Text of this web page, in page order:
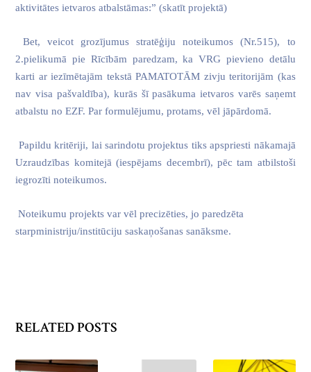
aktivitātes ietvaros atbalstāmas:” (skatīt projektā)
Bet, veicot grozījumus stratēģiju noteikumos (Nr.515), to
2.pielikumā pie Rīcībām paredzam, ka VRG pievieno detālu
karti ar iezīmētajām tekstā PAMATOTĀM zivju teritorijām (kas
nav visa pašvaldība), kurās šī pasākuma ietvaros varēs saņemt
atbalstu no EZF. Par formulējumu, protams, vēl jāpārdomā.
Papildu kritēriji, lai sarindotu projektus tiks apspriesti nākamajā
Uzraudzības komitejā (iespējams decembrī), pēc tam atbilstoši
iegrozīti noteikumos.
Noteikumu projekts var vēl precizēties, jo paredzēta
starpministriju/institūciju saskaņošanas sanāksme.
RELATED POSTS